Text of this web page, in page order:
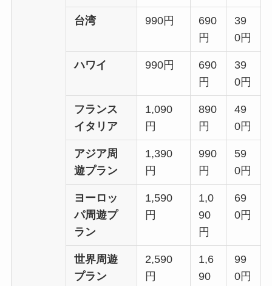
台湾 990円
690
円
39
0円
ハワイ 990円
690
円
39
0円
フランス
イタリア
1,090
円
890
円
49
0円
アジア周
遊プラン
1,390
円
990
円
59
0円
ヨーロッ
パ周遊プ
ラン
1,590
円
1,0
90
円
69
0円
世界周遊
プラン
2,590
円
1,6
90
99
0円